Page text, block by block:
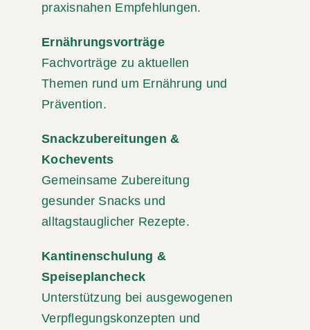
praxisnahen Empfehlungen.
Ernährungsvorträge
Fachvorträge zu aktuellen
Themen rund um Ernährung und
Prävention.
Snackzubereitungen &
Kochevents
Gemeinsame Zubereitung
gesunder Snacks und
alltagstauglicher Rezepte.
Kantinenschulung &
Speiseplancheck
Unterstützung bei ausgewogenen
Verpflegungskonzepten und